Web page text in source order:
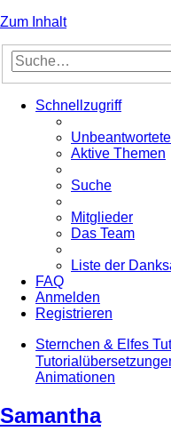
Zum Inhalt
Schnellzugriff
Aktive Themen
Suche
Mitglieder
Das Team
Liste der
FAQ
Anmelden
Registrieren
Sternchen & Elfes
Animationen
Samantha